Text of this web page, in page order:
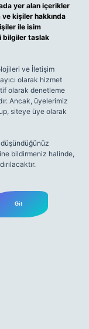
yer alan içerikler
kişiler hakkında
ile isim
bilgiler taslak
ve İletişim
olarak hizmet
olarak denetleme
Ancak, üyelerimiz
siteye üye olarak
bildirmeniz halinde,